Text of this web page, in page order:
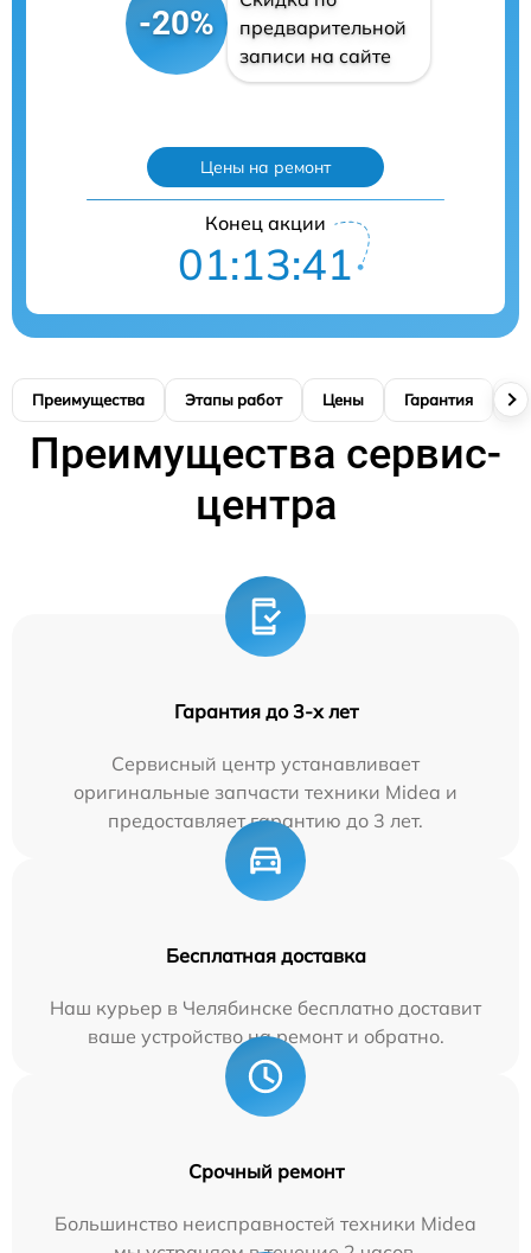
-20%
предварительной
записи на сайте
Цены на ремонт
Конец акции
01:13:40
Преимущества Этапы работ Цены Гарантия
Преимущества сервис-
центра
Гарантия до 3-х лет
Сервисный центр устанавливает
оригинальные запчасти техники Midea и
предоставляет гарантию до 3 лет.
Бесплатная доставка
Наш курьер в Челябинске бесплатно доставит
ваше устройство на ремонт и обратно.
Срочный ремонт
Большинство неисправностей техники Midea